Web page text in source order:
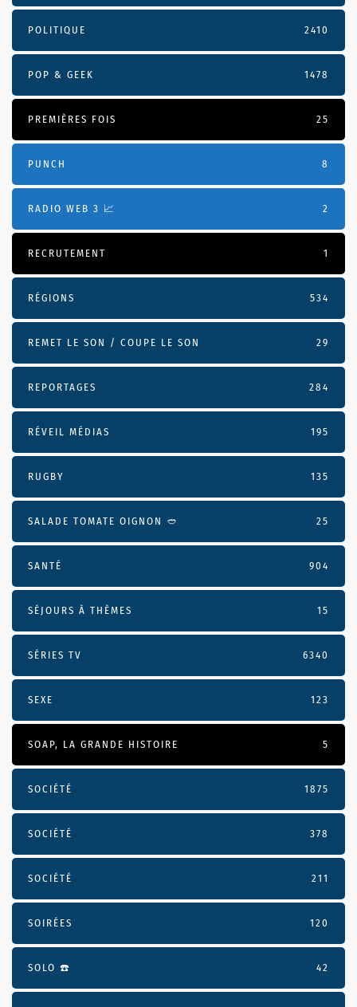
POLITIQUE 2410
POP & GEEK 1478
PREMIÈRES FOIS 25
PUNCH 8
RADIO WEB 3 📈 2
RECRUTEMENT 1
RÉGIONS 534
REMET LE SON / COUPE LE SON 29
REPORTAGES 284
RÉVEIL MÉDIAS 195
RUGBY 135
SALADE TOMATE OIGNON 🥙 25
SANTÉ 904
SÉJOURS À THÈMES 15
SÉRIES TV 6340
SEXE 123
SOAP, LA GRANDE HISTOIRE 5
SOCIÉTÉ 1875
SOCIÉTÉ 378
SOCIÉTÉ 211
SOIRÉES 120
SOLO ☎️ 42